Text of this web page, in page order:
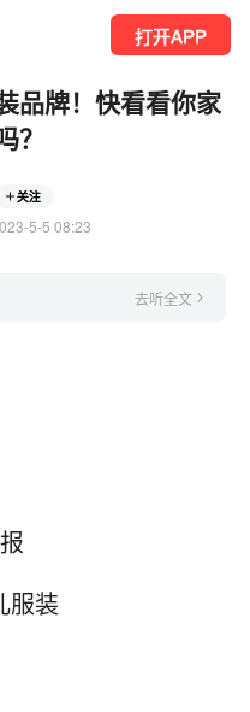
打开APP
品牌！快看看你家
？
关注
5-5 08:23
去听全文
服装